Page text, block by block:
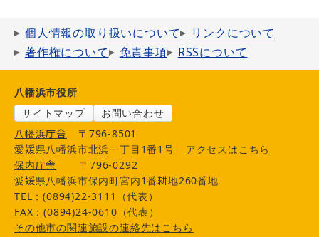
個人情報の取り扱いについて
リンクについて
著作権について
免責事項 RSSについて
八幡浜市役所
サイトマップ
お問い合わせ
八幡浜庁舎
〒796-8501
愛媛県八幡浜市北浜一丁目1番1号
アクセスはこちら
保内庁舎
〒796-0292
愛媛県八幡浜市保内町宮内1番耕地260番地
TEL：(0894)22-3111（代表）
FAX：(0894)24-0610（代表）
その他市の関連施設の連絡先はこちら